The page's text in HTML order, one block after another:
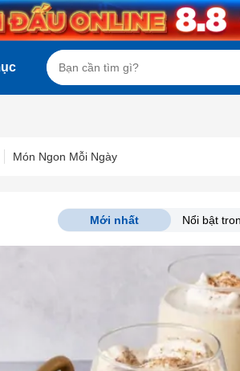
Món Ngon Mỗi Ngày
Mới nhất Nổi bật